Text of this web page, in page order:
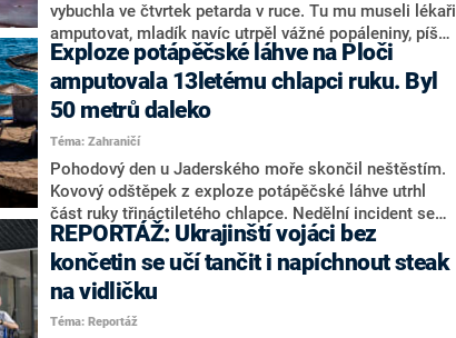
vybuchla ve čtvrtek petarda v ruce. Tu mu museli lékaři
amputovat, mladík navíc utrpěl vážné popáleniny, píše
web People.
Exploze potápěčské láhve na Ploči
amputovala 13letému chlapci ruku. Byl
50 metrů daleko
Téma: Zahraničí
Pohodový den u Jaderského moře skončil neštěstím.
Kovový odštěpek z exploze potápěčské láhve utrhl
část ruky třináctiletého chlapce. Nedělní incident se
udál na oblíbené černohorské pláži Ploče poblíž
města Budva, informoval srbský portál Kurir.
REPORTÁŽ: Ukrajinští vojáci bez
končetin se učí tančit i napíchnout steak
na vidličku
Téma: Reportáž